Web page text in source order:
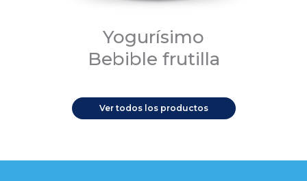
Yogurísimo
Bebible frutilla
Ver todos los productos